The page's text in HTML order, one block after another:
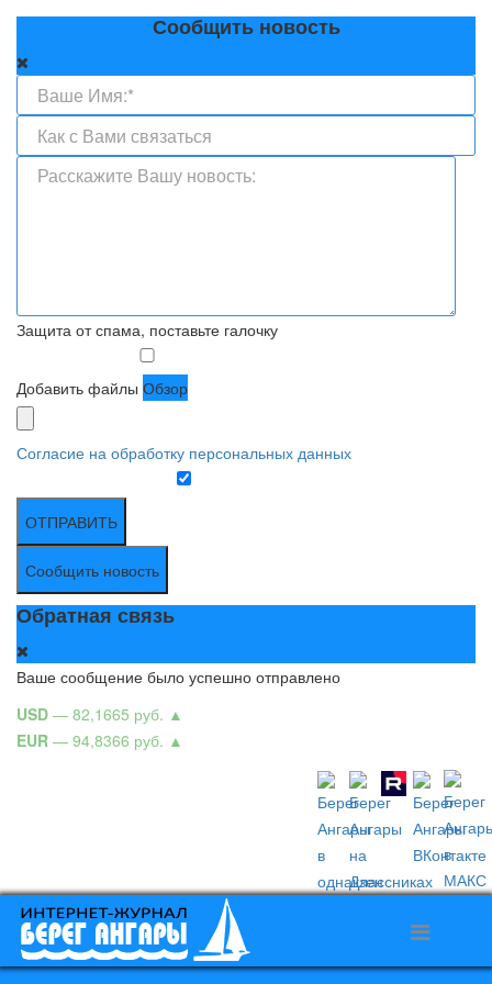
Сообщить новость
Защита от спама, поставьте галочку
Добавить файлы Обзор
Согласие на обработку персональных данных
ОТПРАВИТЬ
Сообщить новость
Обратная связь
Ваше сообщение было успешно отправлено
USD — 82,1665 руб. ▲
EUR — 94,8366 руб. ▲